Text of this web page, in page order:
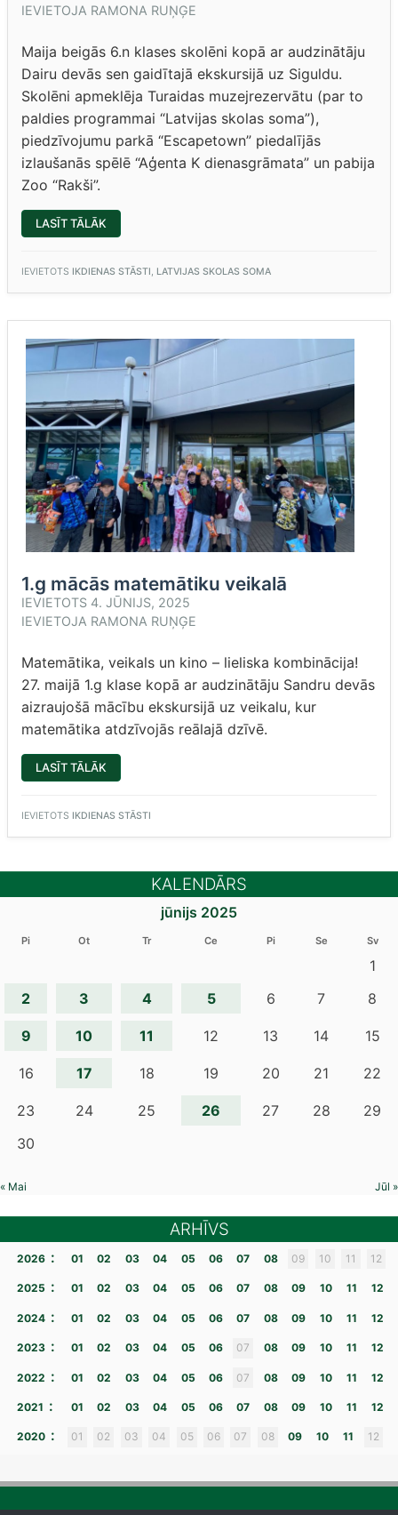
IEVIETOJA RAMONA RUŅĢE
Maija beigās 6.n klases skolēni kopā ar audzinātāju
Dairu devās sen gaidītajā ekskursijā uz Siguldu.
Skolēni apmeklēja Turaidas muzejrezervātu (par to
paldies programmai “Latvijas skolas soma”),
piedzīvojumu parkā “Escapetown” piedalījās
izlaušanās spēlē “Aģenta K dienasgrāmata” un pabija
Zoo “Rakši”.
LASĪT TĀLĀK
KLASE
IEVIETOTS IKDIENAS STĀSTI, LATVIJAS SKOLAS SOMA
1.g mācās matemātiku veikalā
IEVIETOTS 4. JŪNIJS, 2025
IEVIETOJA RAMONA RUŅĢE
Matemātika, veikals un kino – lieliska kombinācija!
27. maijā 1.g klase kopā ar audzinātāju Sandru devās
aizraujošā mācību ekskursijā uz veikalu, kur
matemātika atdzīvojās reālajā dzīvē.
LASĪT TĀLĀK
MĀCĀS
IEVIETOTS IKDIENAS STĀSTI
KALENDĀRS
jūnijs 2025
Pi Ot Tr Ce Pi Se Sv
1
2
3 4 5 6 7 8
9 10 11 12 13 14 15
16 17 18 19 20 21 22
23 24 25 26 27 28
29
30
« Mai Jūl »
ARHĪVS
2026 : 01 02 03 04 05 06 07 08 09 10 11 12
2025 : 01 02 03 04 05 06 07 08 09 10 11 12
2024 : 01 02 03 04 05 06 07 08 09 10 11 12
2023 : 01 02 03 04 05 06 07 08 09 10 11 12
2022 : 01 02 03 04 05 06 07 08 09 10 11 12
2021 : 01 02 03 04 05 06 07 08 09 10 11 12
2020 : 01 02 03 04 05 06 07 08 09 10 11 12